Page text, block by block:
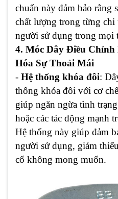
chuẩn này đảm bảo rằng
chất lượng trong từng chi
người sử dụng trong mọi
4. Móc Dây Điều
Hóa Sự Thoải Mái
- Hệ thống khóa đôi:
thống khóa đôi với cơ
giúp ngăn ngừa tình
hoặc các tác động mạnh
Hệ thống này giúp đảm
người sử dụng, giảm
cố không mong muốn.